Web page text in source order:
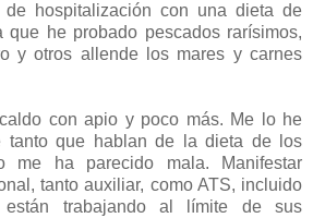
hospitalización con una dieta de
que he probado pescados rarísimos,
y otros allende los mares y carnes
con apio y poco más. Me lo he
tanto que hablan de la dieta de los
me ha parecido mala. Manifestar
tanto auxiliar, como ATS, incluido
trabajando al límite de sus